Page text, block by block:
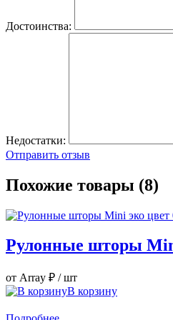
Достоинства:
Недостатки:
Отправить отзыв
Похожие товары (8)
Рулонные шторы
от Array ₽ / шт
В корзину